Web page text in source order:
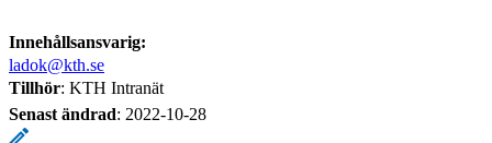
Innehållsansvarig:
ladok@kth.se
Tillhör: KTH Intranät
Senast ändrad: 2022-10-28